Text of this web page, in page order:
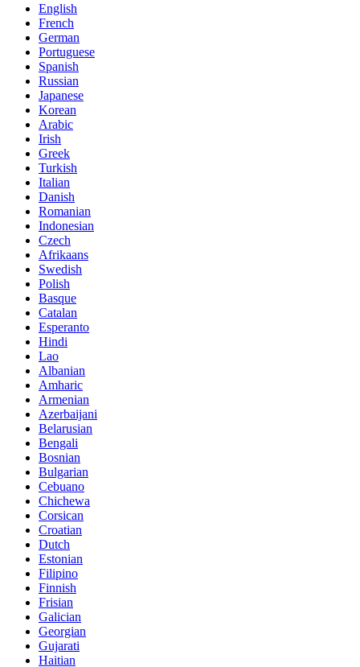
English
French
German
Portuguese
Spanish
Russian
Japanese
Korean
Arabic
Irish
Greek
Turkish
Italian
Danish
Romanian
Indonesian
Czech
Afrikaans
Swedish
Polish
Basque
Catalan
Esperanto
Hindi
Lao
Albanian
Amharic
Armenian
Azerbaijani
Belarusian
Bengali
Bosnian
Bulgarian
Cebuano
Chichewa
Corsican
Croatian
Dutch
Estonian
Filipino
Finnish
Frisian
Galician
Georgian
Gujarati
Haitian